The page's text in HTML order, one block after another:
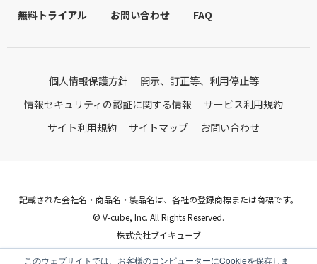
このウェブサイトでは、お客様のコンピューターにCookieを保存しま
無料トライアル
お問い合わせ FAQ
個人情報保護方針
開示、訂正等、利用停止等
情報セキュリティの認証に関する情報
サービス利用規約
サイト利用規約
サイトマップ お問い合わせ
記載された会社名・商品名・製品名は、各社の登録商標または商標です。
© V-cube, Inc. All Rights Reserved.
株式会社ブイキューブ
Follow Us